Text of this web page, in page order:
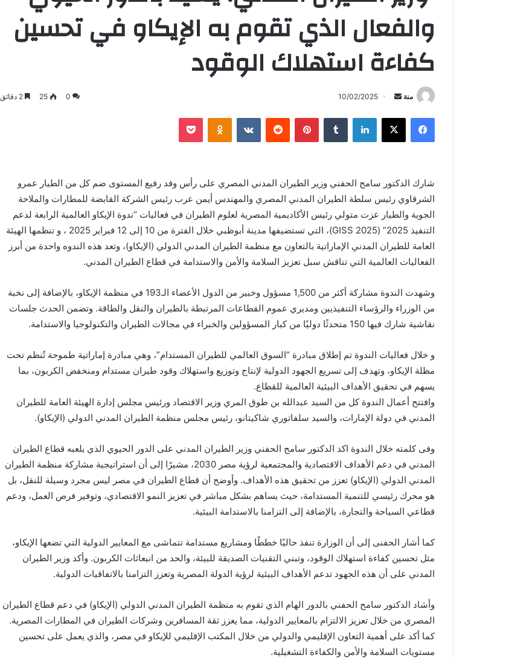
والفعال الذي تقوم به الإيكاو في تحسين
كفاءة استهلاك الوقود
منة
أرسل
إلكترونيا
10/02/2025
0
25
فيسبوك X لينكدإن بينتيريست Odnoklassniki
بوكيت
شارك الدكتور سامح الحفني وزير الطيران المدني المصري على رأس وفد رفيع المستوى ضم كل من الطيار عمرو
الشرقاوي رئيس سلطة الطيران المدني المصري والمهندس أيمن عرب رئيس الشركة القابضة للمطارات والملاحة
الجوية والطيار عزت متولي رئيس الأكاديمية المصرية لعلوم الطيران في فعاليات “ندوة الإيكاو العالمية الرابعة لدعم
التنفيذ 2025” (GISS 2025)، التي تستضيفها مدينة أبوظبي خلال الفترة من 10 إلى 12 فبراير 2025 ، و تنظمها الهيئة
العامة للطيران المدني الإماراتية بالتعاون مع منظمة الطيران المدني الدولي (الإيكاو)، وتعد هذه الندوه واحدة من أبرز
الفعاليات العالمية التي تناقش سبل تعزيز السلامة والأمن والاستدامة في قطاع الطيران المدني.
وشهدت الندوة مشاركة أكثر من 1,500 مسؤول وخبير من الدول الأعضاء الـ193 في منظمة الإيكاو، بالإضافة إلى نخبة
من الوزراء والرؤساء التنفيذيين ومديري عموم القطاعات المرتبطة بالطيران والنقل والطاقة. وتضمن الحدث جلسات
نقاشية شارك فيها 150 متحدثًا دوليًا من كبار المسؤولين والخبراء في مجالات الطيران والتكنولوجيا والاستدامة.
و خلال فعاليات الندوة تم إطلاق مبادرة “السوق العالمي للطيران المستدام”، وهي مبادرة إماراتية طموحة تُنظم تحت
مظلة الإيكاو، وتهدف إلى تسريع الجهود الدولية لإنتاج وتوزيع واستهلاك وقود طيران مستدام ومنخفض الكربون، بما
يسهم في تحقيق الأهداف البيئية العالمية للقطاع.
وافتتح أعمال الندوة كل من السيد عبدالله بن طوق المري وزير الاقتصاد ورئيس مجلس إدارة الهيئة العامة للطيران
المدني في دولة الإمارات، والسيد سلفاتوري شاكيتانو، رئيس مجلس منظمة الطيران المدني الدولي (الإيكاو).
وفى كلمته خلال الندوة اكد الدكتور سامح الحفني وزير الطيران المدني على الدور الحيوي الذي يلعبه قطاع الطيران
المدني في دعم الأهداف الاقتصادية والمجتمعية لرؤية مصر 2030، مشيرًا إلى أن استراتيجية مشاركة منظمة الطيران
المدني الدولي (الإيكاو) تعزز من تحقيق هذه الأهداف. وأوضح أن قطاع الطيران في مصر ليس مجرد وسيلة للنقل، بل
هو محرك رئيسي للتنمية المستدامة، حيث يساهم بشكل مباشر في تعزيز النمو الاقتصادي، وتوفير فرص العمل، ودعم
قطاعي السياحة والتجارة، بالإضافة إلى التزامنا بالاستدامة البيئية.
كما أشار الحفنى إلى أن الوزارة تنفذ حاليًا خططًا ومشاريع مستدامة تتماشى مع المعايير الدولية التي تضعها الإيكاو،
مثل تحسين كفاءة استهلاك الوقود، وتبني التقنيات الصديقة للبيئة، والحد من انبعاثات الكربون. وأكد وزير الطيران
المدني على أن هذه الجهود تدعم الأهداف البيئية لرؤية الدولة المصرية وتعزز التزامنا بالاتفاقيات الدولية.
وأشاد الدكتور سامح الحفني بالدور الهام الذي تقوم به منظمة الطيران المدني الدولي (الإيكاو) في دعم قطاع الطيران
المصري من خلال تعزيز الالتزام بالمعايير الدولية، مما يعزز ثقة المسافرين وشركات الطيران في المطارات المصرية.
كما أكد على أهمية التعاون الإقليمي والدولي من خلال المكتب الإقليمي للإيكاو في مصر، والذي يعمل على تحسين
مستويات السلامة والأمن والكفاءة التشغيلية.